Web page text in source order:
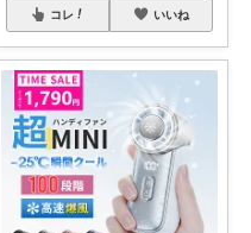
コレ いいね